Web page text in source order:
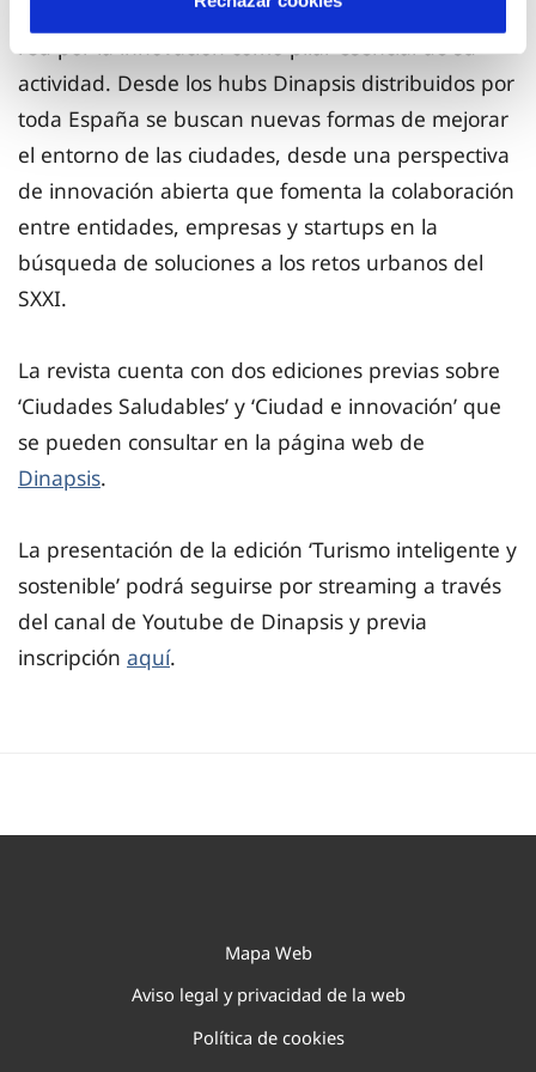
Digital Paper forma parte de la apuesta de esta
red por la innovación como pilar esencial de su
actividad. Desde los hubs Dinapsis distribuidos por
toda España se buscan nuevas formas de mejorar
el entorno de las ciudades, desde una perspectiva
de innovación abierta que fomenta la colaboración
entre entidades, empresas y startups en la
búsqueda de soluciones a los retos urbanos del
SXXI.
La revista cuenta con dos ediciones previas sobre
‘Ciudades Saludables’ y ‘Ciudad e innovación’ que
se pueden consultar en la página web de
Dinapsis.
La presentación de la edición ‘Turismo inteligente y
sostenible’ podrá seguirse por streaming a través
del canal de Youtube de Dinapsis y previa
inscripción aquí.
Mapa Web
Aviso legal y privacidad de la web
Política de cookies